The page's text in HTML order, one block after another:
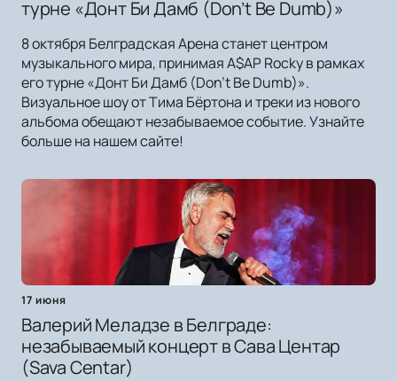
турне «Донт Би Дамб (Don’t Be Dumb)»
8 октября Белградская Арена станет центром
музыкального мира, принимая A$AP Rocky в рамках
его турне «Донт Би Дамб (Don’t Be Dumb)».
Визуальное шоу от Тима Бёртона и треки из нового
альбома обещают незабываемое событие. Узнайте
больше на нашем сайте!
17 июня
Валерий Меладзе в Белграде:
незабываемый концерт в Сава Центар
(Sava Centar)